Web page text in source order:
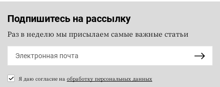
Подпишитесь на рассылку
Раз в неделю мы присылаем самые важные статьи
Я даю согласие на обработку персональных данных